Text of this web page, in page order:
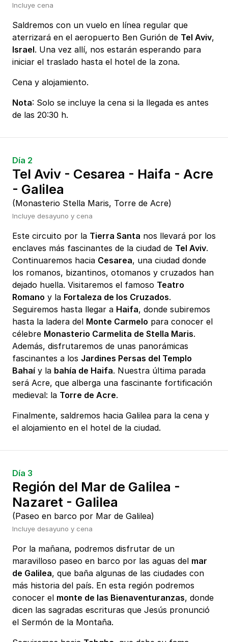
Incluye cena
Saldremos con un vuelo en línea regular que
aterrizará en el aeropuerto Ben Gurión de Tel Aviv,
Israel. Una vez allí, nos estarán esperando para
iniciar el traslado hasta el hotel de la zona.
Cena y alojamiento.
Nota: Solo se incluye la cena si la llegada es antes
de las 20:30 h.
Día 2
Tel Aviv - Cesarea - Haifa - Acre
- Galilea
(Monasterio Stella Maris, Torre de Acre)
Incluye desayuno y cena
Este circuito por la Tierra Santa nos llevará por los
enclaves más fascinantes de la ciudad de Tel Aviv.
Continuaremos hacia Cesarea, una ciudad donde
los romanos, bizantinos, otomanos y cruzados han
dejado huella. Visitaremos el famoso Teatro
Romano y la Fortaleza de los Cruzados.
Seguiremos hasta llegar a Haifa, donde subiremos
hasta la ladera del Monte Carmelo para conocer el
célebre Monasterio Carmelita de Stella Maris.
Además, disfrutaremos de unas panorámicas
fascinantes a los Jardines Persas del Templo
Bahaí y la bahía de Haifa. Nuestra última parada
será Acre, que alberga una fascinante fortificación
medieval: la Torre de Acre.
Finalmente, saldremos hacia Galilea para la cena y
el alojamiento en el hotel de la ciudad.
Día 3
Región del Mar de Galilea -
Nazaret - Galilea
(Paseo en barco por Mar de Galilea)
Incluye desayuno y cena
Por la mañana, podremos disfrutar de un
maravilloso paseo en barco por las aguas del mar
de Galilea, que baña algunas de las ciudades con
más historia del país. En esta región podremos
conocer el monte de las Bienaventuranzas, donde
dicen las sagradas escrituras que Jesús pronunció
el Sermón de la Montaña.